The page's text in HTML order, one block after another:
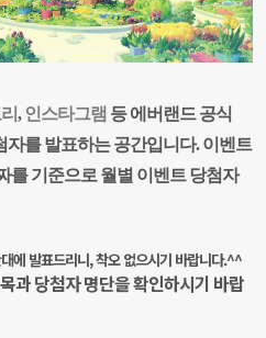
, 인스타그램 등 에버랜드 공식
자를 발표하는 공간입니다. 이벤트
를 기준으로 월별 이벤트 당첨자
에 발표드리니, 착오 없으시기 바랍니다.^^
과 당첨자 명단을 확인하시기 바랍